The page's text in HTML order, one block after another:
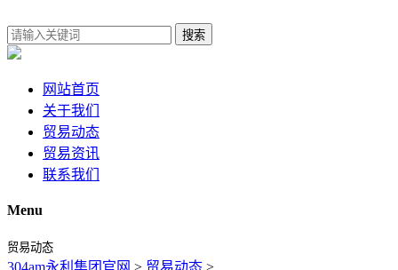
搜索
网站首页
关于我们
贸易动态
贸易资讯
联系我们
Menu
贸易动态
304am永利集团官网 > 贸易动态 >